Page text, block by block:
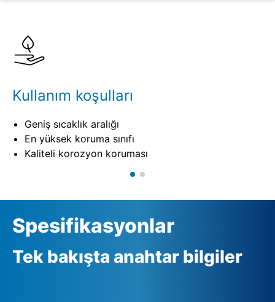
Kombine edilebilir ürünler
Kullanım koşulları
Geniş sıcaklık aralığı
En yüksek koruma sınıfı
Kaliteli korozyon koruması
Spesifikasyonlar
Tek bakışta anahtar bilgiler